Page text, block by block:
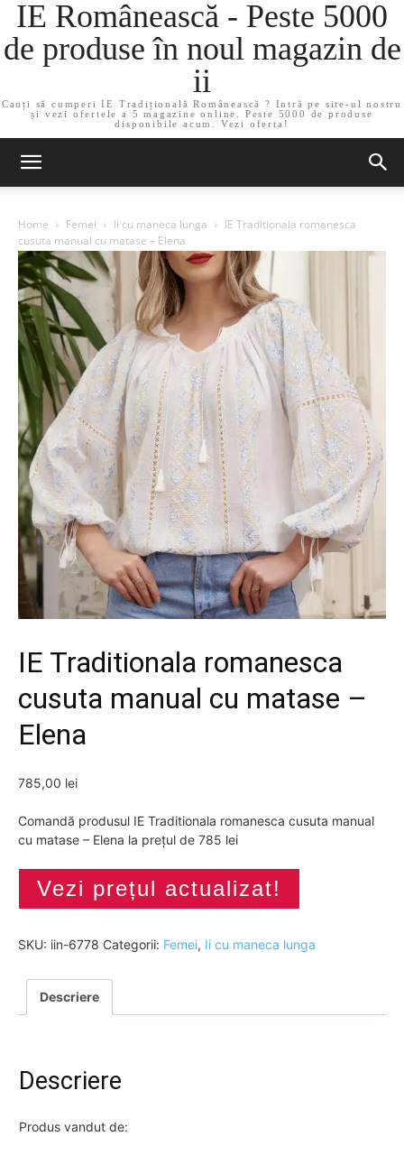
IE Românească - Peste 5000
de produse în noul magazin de
ii
Cauți să cumperi IE Tradițională Românească ? Intră pe site-ul nostru
și vezi ofertele a 5 magazine online. Peste 5000 de produse
disponibile acum. Vezi oferta!
Home Femei Ii cu maneca lunga
IE Traditionala romanesca
cusuta manual cu matase – Elena
IE Traditionala romanesca
cusuta manual cu matase –
Elena
785,00 lei
Comandă produsul IE Traditionala romanesca cusuta manual
cu matase – Elena la prețul de 785 lei
Vezi prețul actualizat!
SKU: iin-6778 Categorii: Femei, Ii cu maneca lunga
Descriere
Descriere
Produs vandut de: